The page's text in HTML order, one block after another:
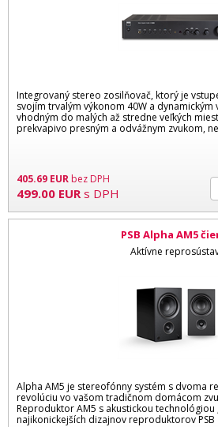
Integrovaný stereo zosilňovač, ktorý je
svojím trvalým výkonom 40W a dynamickým
vhodným do malých až stredne veľkých
prekvapivo presným a odvážnym zvukom,
405.69 EURbez DPH
499.00 EUR s DPH
PSB Alpha AM5
Aktívne
Alpha AM5 je stereofónny systém s dvoma
revolúciu vo vašom tradičnom domácom
Reproduktor AM5 s akustickou technológiou
najikonickejších dizajnov reproduktorov PSB